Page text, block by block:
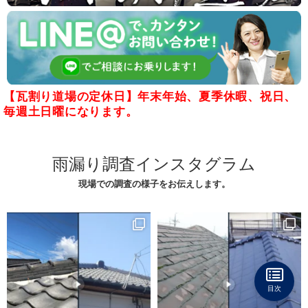
【瓦割り道場の定休日】年末年始、夏季休暇、祝日、
毎週土日曜になります。
雨漏り調査インスタグラム
現場での調査の様子をお伝えします。
目次